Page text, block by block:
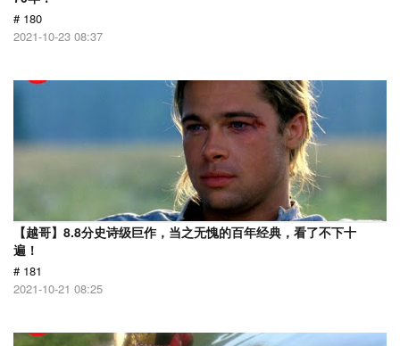
# 180
2021-10-23 08:37
【越哥】8.8分史诗级巨作，当之无愧的百年经典，看了不下十
遍！
# 181
2021-10-21 08:25